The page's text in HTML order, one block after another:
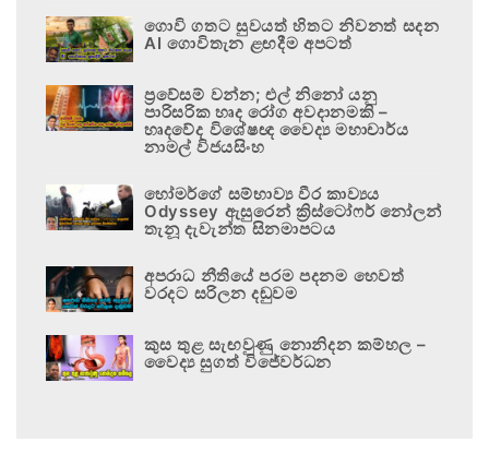
ගොවි ගතට සුවයත් හිතට නිවනත් සදන
AI ගොවිතැන ළඟදීම අපටත්
ප්‍රවේසම් වන්න; එල් නිනෝ යනු
පාරිසරික හෘද රෝග අවදානමකි –
හෘදවේද විශේෂඥ වෛද්‍ය මහාචාර්ය
නාමල් විජයසිංහ
හෝමර්ගේ සම්භාව්‍ය වීර කාව්‍යය
Odyssey ඇසුරෙන් ක්‍රිස්ටෝෆර් නෝලන්
තැනූ දැවැන්ත සිනමාපටය
අපරාධ නීතියේ පරම පදනම හෙවත්
වරදට සරිලන දඬුවම
කුස තුළ සැඟවුණු නොනිදන කම්හල –
වෛද්‍ය සුගත් විජේවර්ධන